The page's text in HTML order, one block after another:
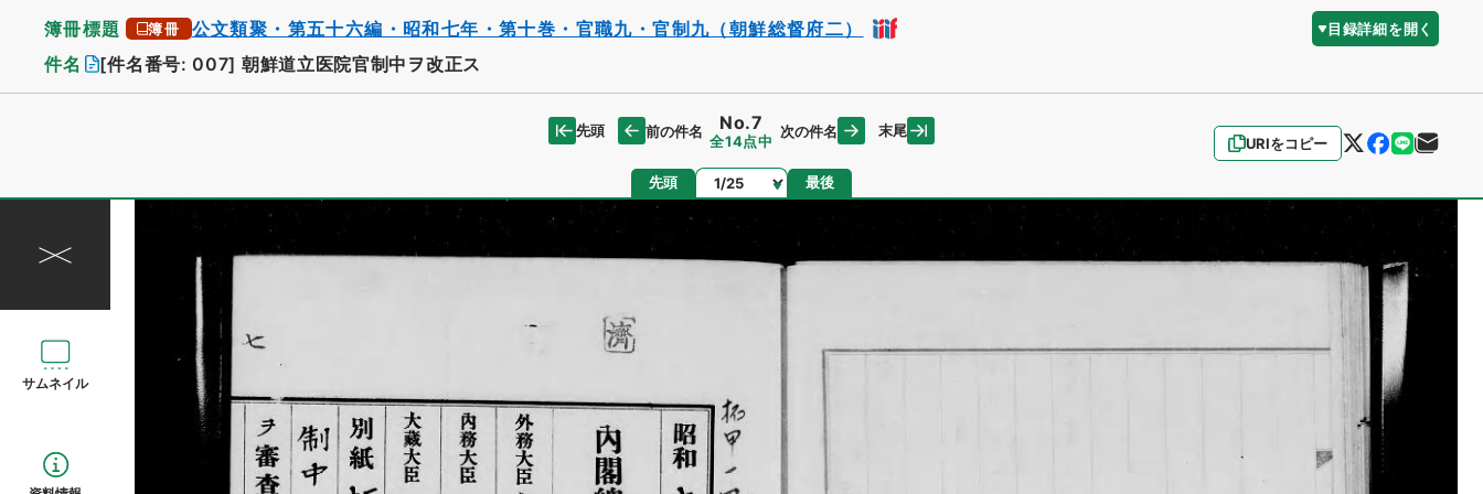
簿冊標題 簿冊 公文類聚・第五十六編・昭和七年・第十巻・官職九・官制九（朝鮮総督府二） 目録詳細を開く
件名 [件名番号: 007] 朝鮮道立医院官制中ヲ改正ス
URIをコピー
先頭 前の件名 No.7
全14点中
次の件名 末尾
先頭 ページ 最後
サムネイル